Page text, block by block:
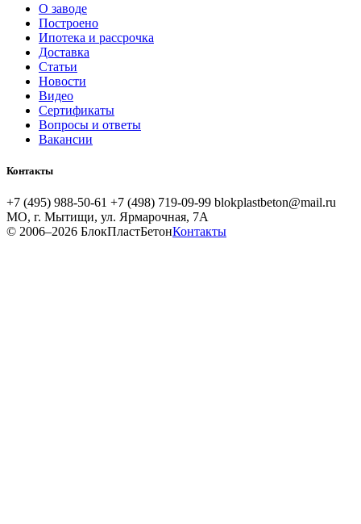
О заводе
Построено
Ипотека и рассрочка
Доставка
Статьи
Новости
Видео
Сертификаты
Вопросы и ответы
Вакансии
Контакты
+7 (495) 988-50-61 +7 (498) 719-09-99 blokplastbeton@mail.ru
МО, г. Мытищи, ул. Ярмарочная, 7А
© 2006–2026 БлокПластБетонКонтакты